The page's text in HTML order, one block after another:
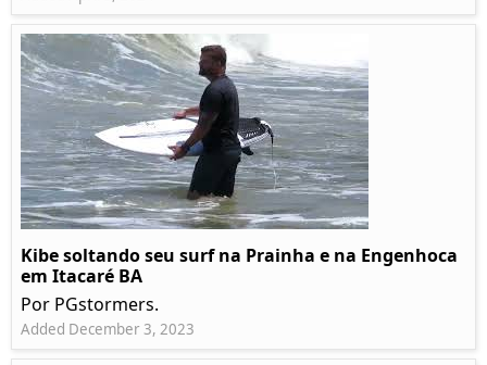
Kibe soltando seu surf na Prainha e na Engenhoca
em Itacaré BA
Por PGstormers.
Added December 3, 2023